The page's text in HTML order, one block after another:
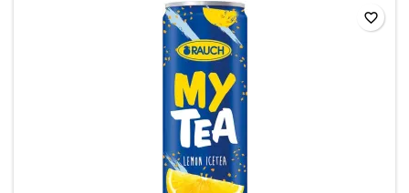
z
citronu
1,5l
-
PET
favorite_border